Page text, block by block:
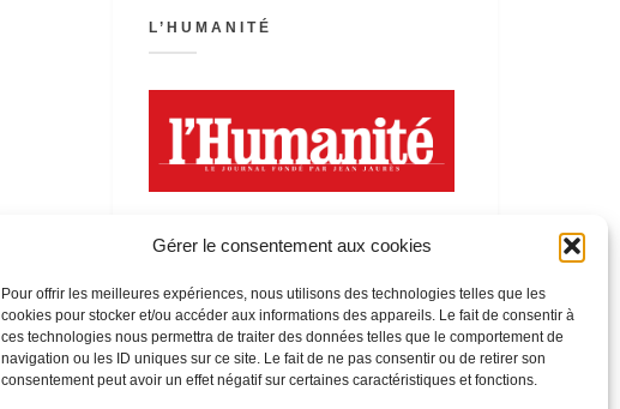
Gérer le consentement aux cookies
Pour offrir les meilleures expériences, nous utilisons des technologies telles que les
cookies pour stocker et/ou accéder aux informations des appareils. Le fait de consentir à
ces technologies nous permettra de traiter des données telles que le comportement de
navigation ou les ID uniques sur ce site. Le fait de ne pas consentir ou de retirer son
consentement peut avoir un effet négatif sur certaines caractéristiques et fonctions.
L’HUMANITÉ
LA FÊTE DE L’HUMANITÉ